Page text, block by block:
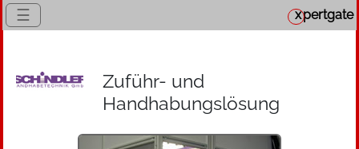
☰ xpertgate
Zuführ- und
Handhabungslösung